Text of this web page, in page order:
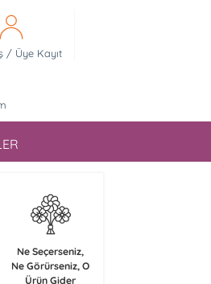
/ Üye Kayıt
Ne Seçerseniz,
Ne Görürseniz, O
Ürün Gider